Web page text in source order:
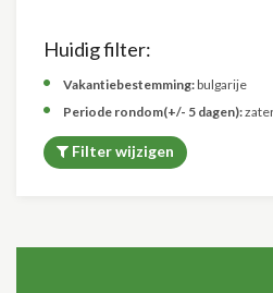
Huidig filter:
Vakantiebestemming:bulgarije
Periode rondom(+/- 5 dagen):
Filter wijzigen